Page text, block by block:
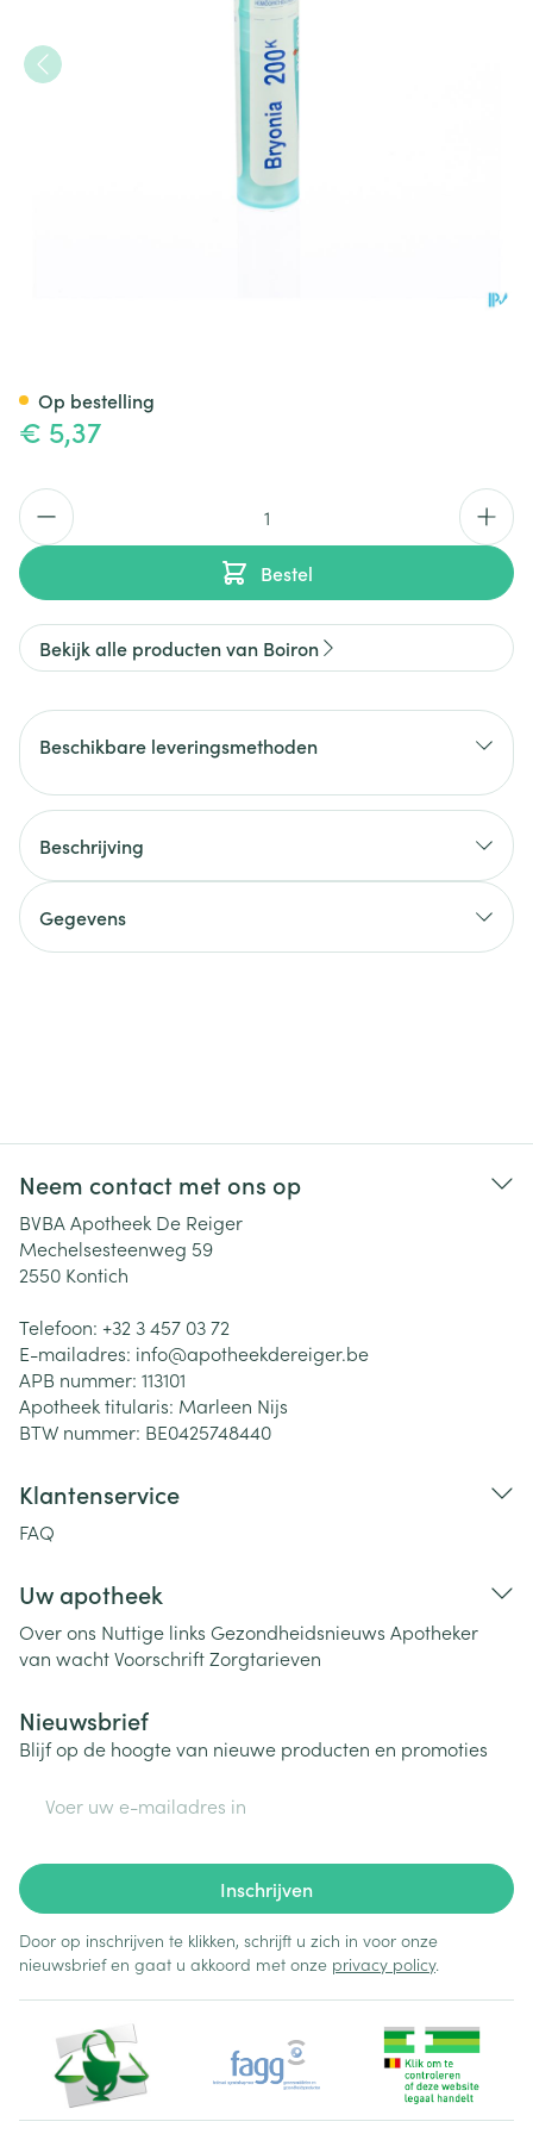
€ 5,37
Aantal
Bestel
Op bestelling
Bekijk alle producten van Boiron
Beschikbare leveringsmethoden
Beschrijving
Gegevens
Neem contact met ons op
BVBA Apotheek De Reiger
Mechelsesteenweg 59
2550 Kontich
Telefoon: +32 3 457 03 72
E-mailadres: info@apotheekdereiger.be
APB nummer: 113101
Apotheek titularis: Marleen Nijs
BTW nummer: BE0425748440
Klantenservice
FAQ
Uw apotheek
Over ons Nuttige links Gezondheidsnieuws Apotheker
van wachtVoorschriftZorgtarieven
Nieuwsbrief
Blijf op de hoogte van nieuwe producten en promoties
Inschrijven
Door op inschrijven te klikken, schrijft u zich in voor onze
nieuwsbrief en gaat u akkoord met onze privacy policy.